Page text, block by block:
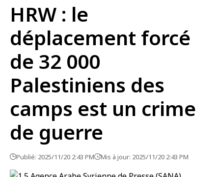
HRW : le
déplacement forcé
de 32 000
Palestiniens des
camps est un crime
de guerre
Publié: 2025/11/20 2:43 PM Mis à jour: 2025/11/20 2:43 PM